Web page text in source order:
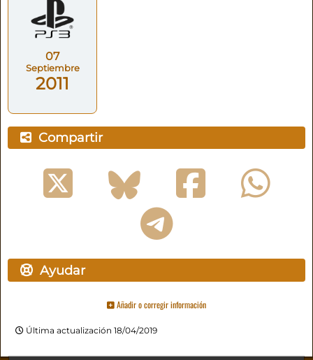
07
Septiembre
2011
Compartir
Ayudar
Añadir o corregir información
Última actualización 18/04/2019